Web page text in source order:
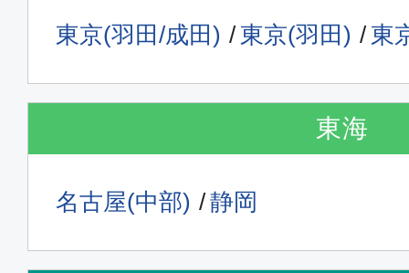
東京(羽田/成田) 東京(羽田) 東
東海
名古屋(中部) 静岡